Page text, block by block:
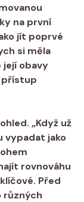
na první
jít poprvé
si měla
její obavy
přístup
„Když už
vypadat jako
rovnováhu
Před
různých